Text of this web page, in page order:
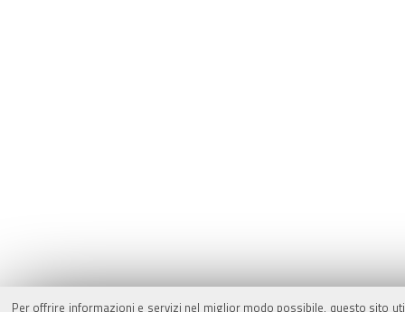
Per offrire informazioni e servizi nel miglior modo possibile, questo sito